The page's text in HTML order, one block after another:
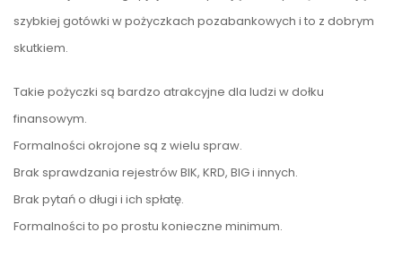
szybkiej gotówki w pożyczkach pozabankowych i to z dobrym
skutkiem.
Takie pożyczki są bardzo atrakcyjne dla ludzi w dołku
finansowym.
Formalności okrojone są z wielu spraw.
Brak sprawdzania rejestrów BIK, KRD, BIG i innych.
Brak pytań o długi i ich spłatę.
Formalności to po prostu konieczne minimum.